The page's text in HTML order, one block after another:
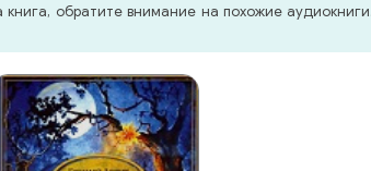
книга, обратите внимание на похожие